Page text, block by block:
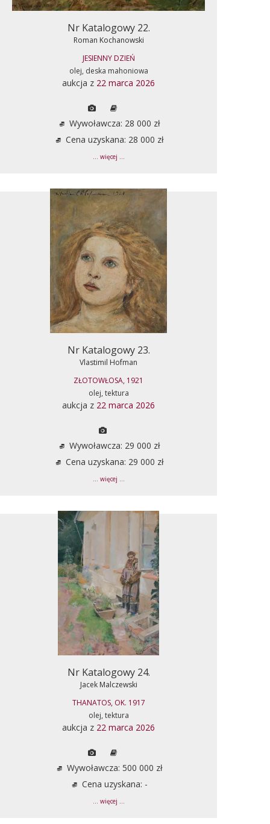
Nr Katalogowy 22.
Roman Kochanowski
JESIENNY DZIEŃ
olej, deska mahoniowa
aukcja z 22 marca 2026
Wywoławcza: 28 000 zł
Cena uzyskana: 28 000 zł
... więcej ...
Nr Katalogowy 23.
Vlastimil Hofman
ZŁOTOWŁOSA, 1921
olej, tektura
aukcja z 22 marca 2026
Wywoławcza: 29 000 zł
Cena uzyskana: 29 000 zł
... więcej ...
Nr Katalogowy 24.
Jacek Malczewski
THANATOS, OK. 1917
olej, tektura
aukcja z 22 marca 2026
Wywoławcza: 500 000 zł
Cena uzyskana: -
... więcej ...